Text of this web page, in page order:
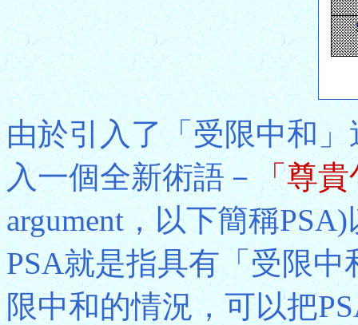
由於引入了「受限中和
入一個全新術語－「尊貴
argument，以下簡稱
PSA就是指具有「受限
限中和的情況，可以把